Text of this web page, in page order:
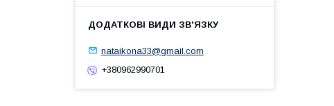
nataikona33@gmail.com
+380962990701